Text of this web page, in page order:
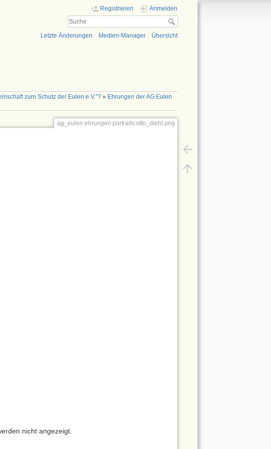
Registrieren Anmelden
Letzte Änderungen Medien-Manager Übersicht
zum Schutz der Eulen e.V."? » Ehrungen der AG Eulen
ag_eulen:ehrungen:portraits:otto_diehl.png
nicht angezeigt.